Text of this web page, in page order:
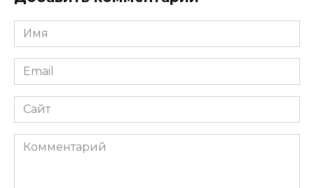
Имя
Email
Сайт
Комментарий